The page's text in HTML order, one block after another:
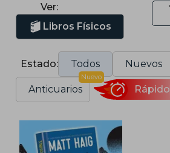
Ver:
Libros Físicos
Estado: Todos Nuevos
Anticuarios
Nuevo
Rápido